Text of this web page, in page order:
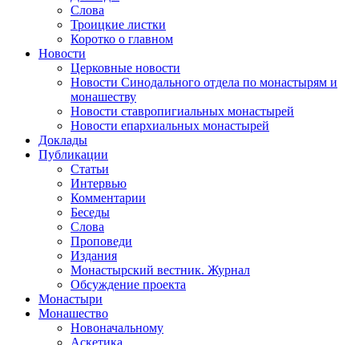
Слова
Троицкие листки
Коротко о главном
Новости
Церковные новости
Новости Синодального отдела по монастырям и
монашеству
Новости ставропигиальных монастырей
Новости епархиальных монастырей
Доклады
Публикации
Статьи
Интервью
Комментарии
Беседы
Слова
Проповеди
Издания
Монастырский вестник. Журнал
Обсуждение проекта
Монастыри
Монашество
Новоначальному
Аскетика